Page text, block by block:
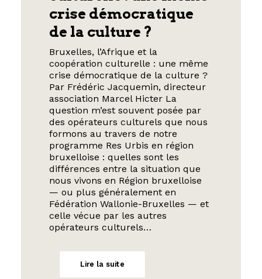
crise démocratique
de la culture ?
Bruxelles, l’Afrique et la
coopération culturelle : une même
crise démocratique de la culture ?
Par Frédéric Jacquemin, directeur
association Marcel Hicter La
question m’est souvent posée par
des opérateurs culturels que nous
formons au travers de notre
programme Res Urbis en région
bruxelloise : quelles sont les
différences entre la situation que
nous vivons en Région bruxelloise
— ou plus généralement en
Fédération Wallonie-Bruxelles — et
celle vécue par les autres
opérateurs culturels…
Lire la suite